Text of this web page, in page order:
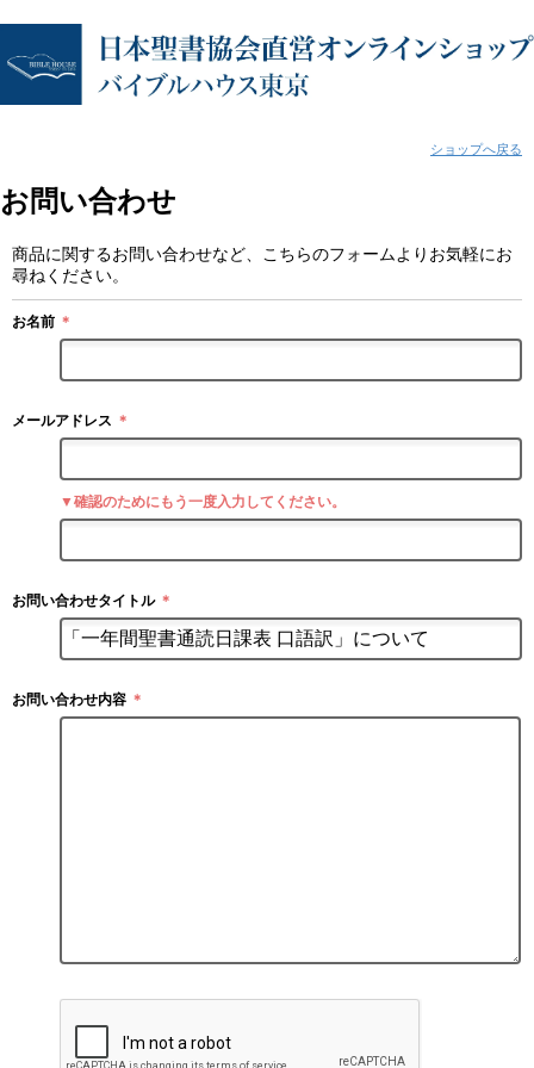
ショップへ戻る
お問い合わせ
商品に関するお問い合わせなど、こちらのフォームよりお気軽にお
尋ねください。
お名前 ＊
メールアドレス ＊
▼確認のためにもう一度入力してください。
お問い合わせタイトル ＊
お問い合わせ内容 ＊